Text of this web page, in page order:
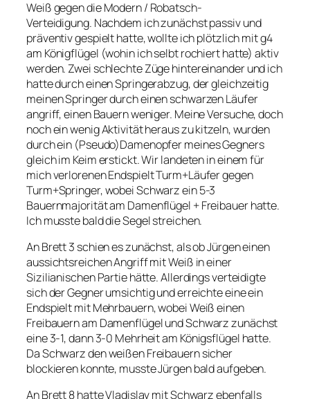
Weiß gegen die Modern / Robatsch-
Verteidigung. Nachdem ich zunächst passiv und
präventiv gespielt hatte, wollte ich plötzlich mit g4
am Königflügel (wohin ich selbt rochiert hatte) aktiv
werden. Zwei schlechte Züge hintereinander und ich
hatte durch einen Springerabzug, der gleichzeitig
meinen Springer durch einen schwarzen Läufer
angriff, einen Bauern weniger. Meine Versuche, doch
noch ein wenig Aktivität heraus zu kitzeln, wurden
durch ein (Pseudo)Damenopfer meines Gegners
gleich im Keim erstickt. Wir landeten in einem für
mich verlorenen Endspielt Turm+Läufer gegen
Turm+Springer, wobei Schwarz ein 5-3
Bauernmajorität am Damenflügel + Freibauer hatte.
Ich musste bald die Segel streichen.
An Brett 3 schien es zunächst, als ob Jürgen einen
aussichtsreichen Angriff mit Weiß in einer
Sizilianischen Partie hätte. Allerdings verteidigte
sich der Gegner umsichtig und erreichte eine ein
Endspielt mit Mehrbauern, wobei Weiß einen
Freibauern am Damenflügel und Schwarz zunächst
eine 3-1, dann 3-0 Mehrheit am Königsflügel hatte.
Da Schwarz den weißen Freibauern sicher
blockieren konnte, musste Jürgen bald aufgeben.
An Brett 8 hatte Vladislav mit Schwarz ebenfalls